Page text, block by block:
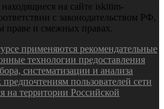
на сайте iskitim-
с законодательством РФ,
праве и смежных правах.
применяются рекомендательные
технологии предоставления
систематизации и анализа
пользователей сети
на территории Российской